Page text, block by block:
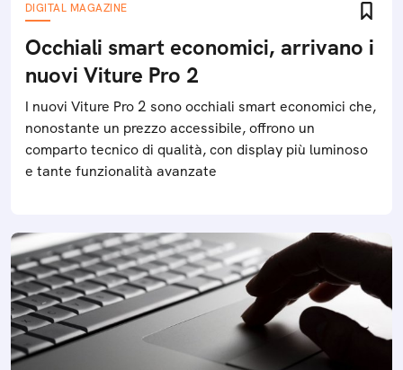
DIGITAL MAGAZINE
Occhiali smart economici, arrivano i
nuovi Viture Pro 2
I nuovi Viture Pro 2 sono occhiali smart economici che,
nonostante un prezzo accessibile, offrono un
comparto tecnico di qualità, con display più luminoso
e tante funzionalità avanzate